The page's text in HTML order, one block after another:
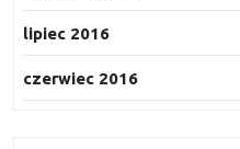
lipiec 2016
czerwiec 2016